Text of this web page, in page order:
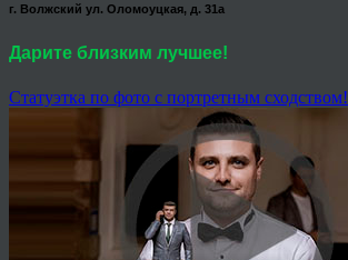
г. Волжский ул. Оломоуцкая, д. 31а
Дарите близким лучшее!
Статуэтка по фото с портретным сходством!